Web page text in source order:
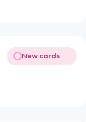
New cards